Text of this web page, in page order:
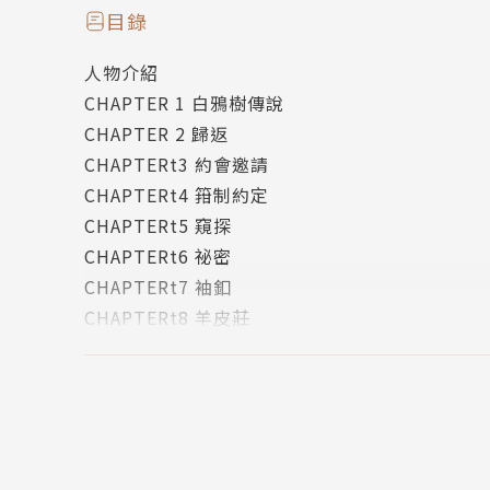
最為人所知的事蹟為一個人吃掉一盒摳死摳壽司。
歡迎上噗浪或粉絲團找我玩。
噗浪：www.plurk.com/bbb1880
粉絲團：www.facebook.com/ponponmyfather
繪者簡介
目錄
人物介紹
CHAPTER 1 白鴉樹傳說
CHAPTER 2 歸返
CHAPTERt3 約會邀請
CHAPTERt4 箝制約定
CHAPTERt5 窺探
CHAPTERt6 祕密
CHAPTERt7 袖釦
CHAPTERt8 羊皮莊